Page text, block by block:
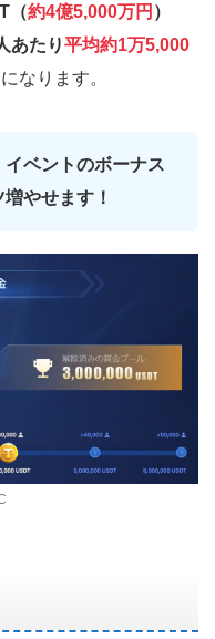
（約4億5,000万円 ）
あたり平均約1万5,000
なります。
ベントのボーナス
やせます！